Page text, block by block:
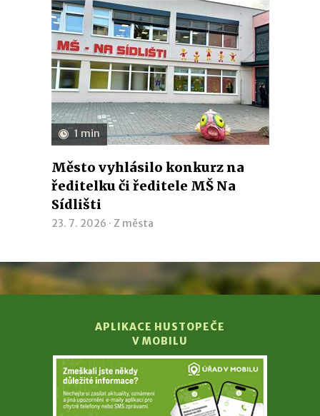
1 min
Město vyhlásilo konkurz na
ředitelku či ředitele MŠ Na
Sídlišti
23. 7. 2026 · Z města
APLIKACE HUSTOPEČE
V MOBILU